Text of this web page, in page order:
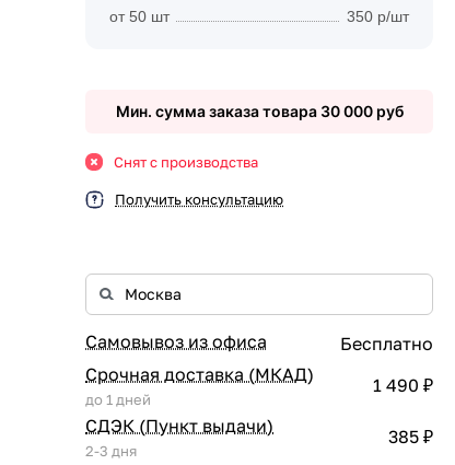
от 50 шт
350 р/шт
Мин. сумма заказа товара 30 000 руб
Снят с производства
Получить консультацию
Самовывоз из офиса
Бесплатно
Срочная доставка (МКАД)
до 1 дней
1 490 ₽
СДЭК (Пункт выдачи)
2-3 дня
385 ₽